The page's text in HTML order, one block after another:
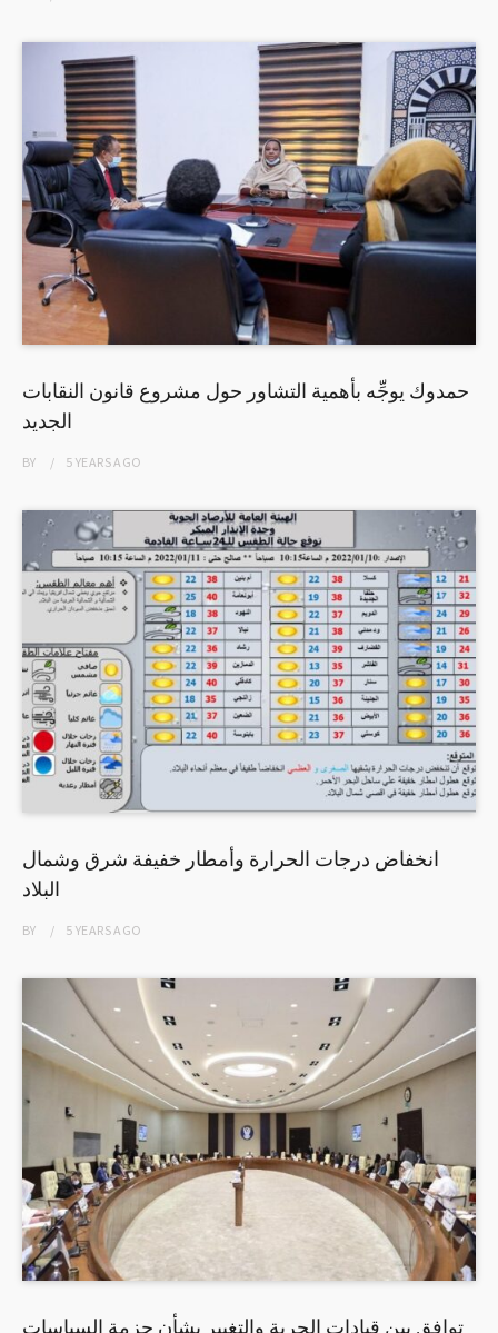
حمدوك يوجِّه بأهمية التشاور حول مشروع قانون النقابات
الجديد
BY 5 YEARSAGO
انخفاض درجات الحرارة وأمطار خفيفة شرق وشمال
البلاد
BY 5 YEARSAGO
توافق بين قيادات الحرية والتغيير بشأن حزمة السياسات